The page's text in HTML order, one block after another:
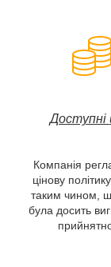
Доступні
Компанія
цінову
таким чином,
була досить